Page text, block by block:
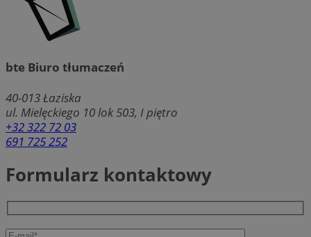
bte Biuro tłumaczeń
40-013Łaziska
ul. Mielęckiego 10 lok 503, I piętro
+32 322 72 03
691 725 252
Formularz kontaktowy